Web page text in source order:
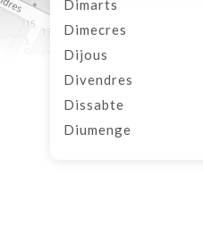
Dimarts
Dimecres
Dijous
Divendres
Dissabte
Diumenge